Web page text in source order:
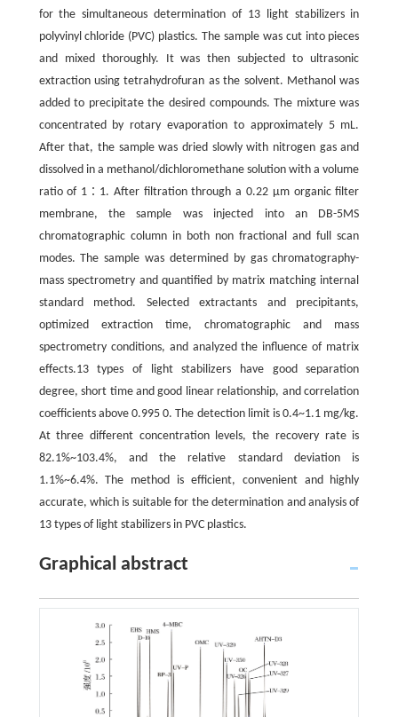
for the simultaneous determination of 13 light stabilizers in
polyvinyl chloride (PVC) plastics. The sample was cut into pieces
and mixed thoroughly. It was then subjected to ultrasonic
extraction using tetrahydrofuran as the solvent. Methanol was
added to precipitate the desired compounds. The mixture was
concentrated by rotary evaporation to approximately 5 mL.
After that, the sample was dried slowly with nitrogen gas and
dissolved in a methanol/dichloromethane solution with a volume
ratio of 1∶1. After filtration through a 0.22 μm organic filter
membrane, the sample was injected into an DB-5MS
chromatographic column in both non fractional and full scan
modes. The sample was determined by gas chromatography-
mass spectrometry and quantified by matrix matching internal
standard method. Selected extractants and precipitants,
optimized extraction time, chromatographic and mass
spectrometry conditions, and analyzed the influence of matrix
effects.13 types of light stabilizers have good separation
degree, short time and good linear relationship, and correlation
coefficients above 0.995 0. The detection limit is 0.4~1.1 mg/kg.
At three different concentration levels, the recovery rate is
82.1%~103.4%, and the relative standard deviation is
1.1%~6.4%. The method is efficient, convenient and highly
accurate, which is suitable for the determination and analysis of
13 types of light stabilizers in PVC plastics.
Graphical abstract